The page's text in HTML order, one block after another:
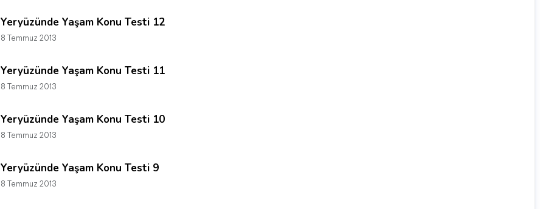
Yeryüzünde Yaşam Konu Testi 12
8 Temmuz 2013
Yeryüzünde Yaşam Konu Testi 11
8 Temmuz 2013
Yeryüzünde Yaşam Konu Testi 10
8 Temmuz 2013
Yeryüzünde Yaşam Konu Testi 9
8 Temmuz 2013